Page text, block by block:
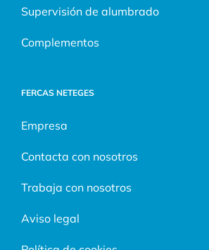
Supervisión de alumbrado
Complementos
FERCAS NETEGES
Empresa
Contacta con nosotros
Trabaja con nosotros
Aviso legal